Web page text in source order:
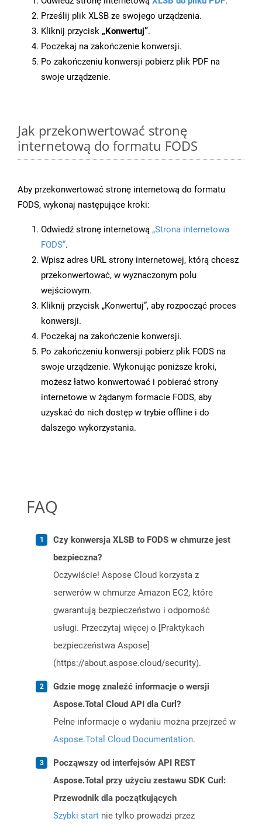
Prześlij plik XLSB ze swojego urządzenia.
Kliknij przycisk „Konwertuj”.
Poczekaj na zakończenie konwersji.
Po zakończeniu konwersji pobierz plik PDF na
swoje urządzenie.
Jak przekonwertować stronę
internetową do formatu FODS
Aby przekonwertować stronę internetową do formatu
FODS, wykonaj następujące kroki:
Odwiedź stronę internetową „Strona internetowa
FODS”.
Wpisz adres URL strony internetowej, którą chcesz
przekonwertować, w wyznaczonym polu
wejściowym.
Kliknij przycisk „Konwertuj”, aby rozpocząć proces
konwersji.
Poczekaj na zakończenie konwersji.
Po zakończeniu konwersji pobierz plik FODS na
swoje urządzenie. Wykonując poniższe kroki,
możesz łatwo konwertować i pobierać strony
internetowe w żądanym formacie FODS, aby
uzyskać do nich dostęp w trybie offline i do
dalszego wykorzystania.
FAQ
Czy konwersja XLSB to FODS w chmurze jest
bezpieczna?
Oczywiście! Aspose Cloud korzysta z
serwerów w chmurze Amazon EC2, które
gwarantują bezpieczeństwo i odporność
usługi. Przeczytaj więcej o [Praktykach
bezpieczeństwa Aspose]
(https://about.aspose.cloud/security).
Gdzie mogę znaleźć informacje o wersji
Aspose.Total Cloud API dla Curl?
Pełne informacje o wydaniu można przejrzeć w
Aspose.Total Cloud Documentation.
Począwszy od interfejsów API REST
Aspose.Total przy użyciu zestawu SDK Curl:
Przewodnik dla początkujących
Szybki start nie tylko prowadzi przez